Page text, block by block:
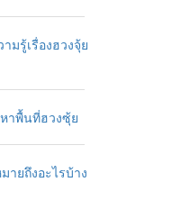
มรู้เรื่องฮวงจุ้ย
าพื้นที่ฮวงซุ้ย
ยถึงอะไรบ้าง